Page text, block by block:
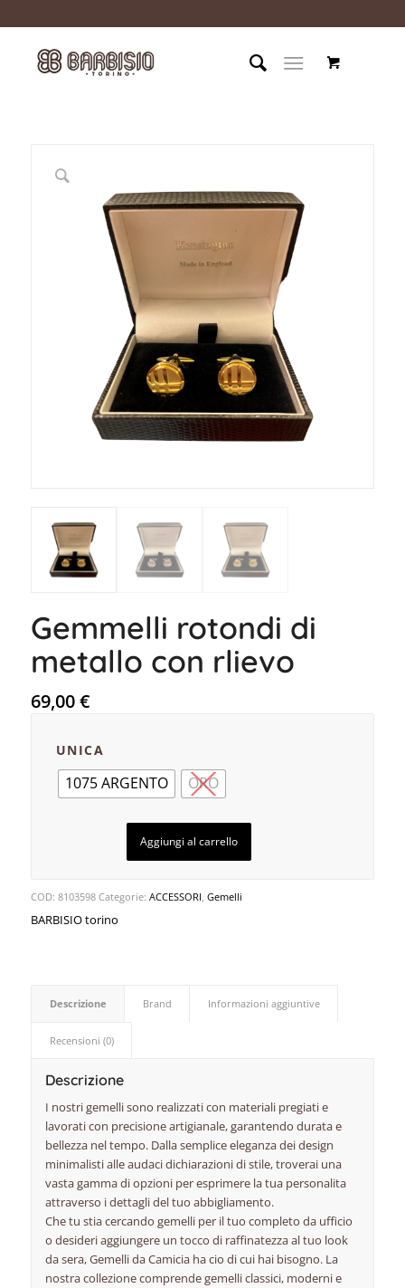
Gemmelli rotondi di
metallo con rlievo
69,00€
UNICA
1075 ARGENTO ORO
Aggiungi al carrello
COD: 8103598 Categorie: ACCESSORI Gemelli
BARBISIO torino
Descrizione Brand Informazioni aggiuntive
Recensioni (0)
Descrizione
I nostri gemelli sono realizzati con materiali pregiati e
lavorati con precisione artigianale, garantendo durata e
bellezza nel tempo. Dalla semplice eleganza dei design
minimalisti alle audaci dichiarazioni di stile, troverai una
vasta gamma di opzioni per esprimere la tua personalita
attraverso i dettagli del tuo abbigliamento.
Che tu stia cercando gemelli per il tuo completo da ufficio
o desideri aggiungere un tocco di raffinatezza al tuo look
da sera, Gemelli da Camicia ha cio di cui hai bisogno. La
nostra collezione comprende gemelli classici, moderni e